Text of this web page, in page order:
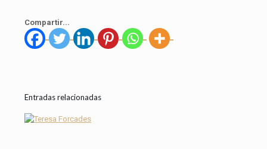
Compartir...
Entradas relacionadas